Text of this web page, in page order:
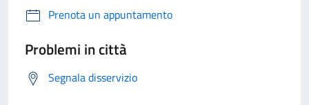
Prenota un appuntamento
Problemi in città
Segnala disservizio